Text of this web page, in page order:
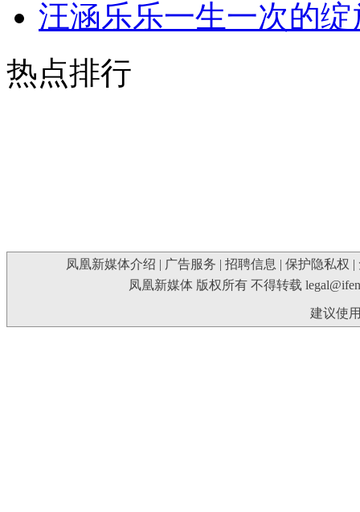
汪涵乐乐一生一次的绽
热点排行
凤凰新媒体介绍 | 广告服务 | 招聘信息 | 保护隐私权 |
凤凰新媒体 版权所有 不得转载
建议使